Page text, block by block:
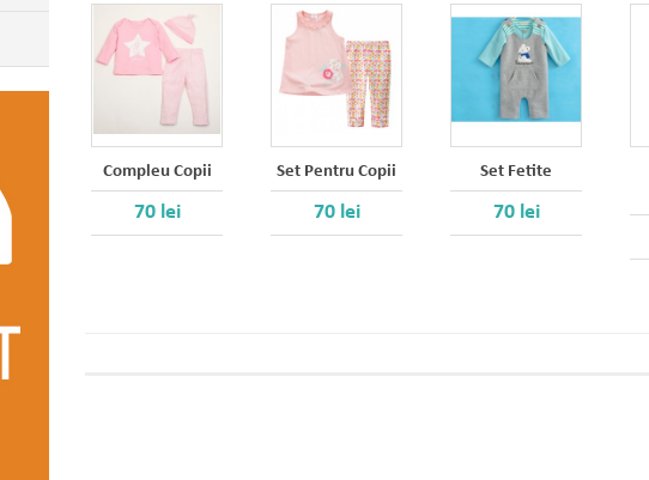
Compleu Copii
70 lei
Set Pentru Copii
70 lei
Set Fetite
70 lei